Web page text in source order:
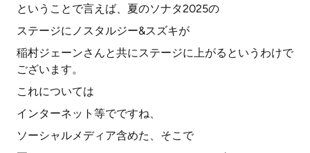
ということで言えば、夏のソナタ2025の
ステージにノスタルジー&スズキが
稲村ジェーンさんと共にステージに上がるというわけで
ございます。
これについては
インターネット等でですね、
ソーシャルメディア含めた、そこで